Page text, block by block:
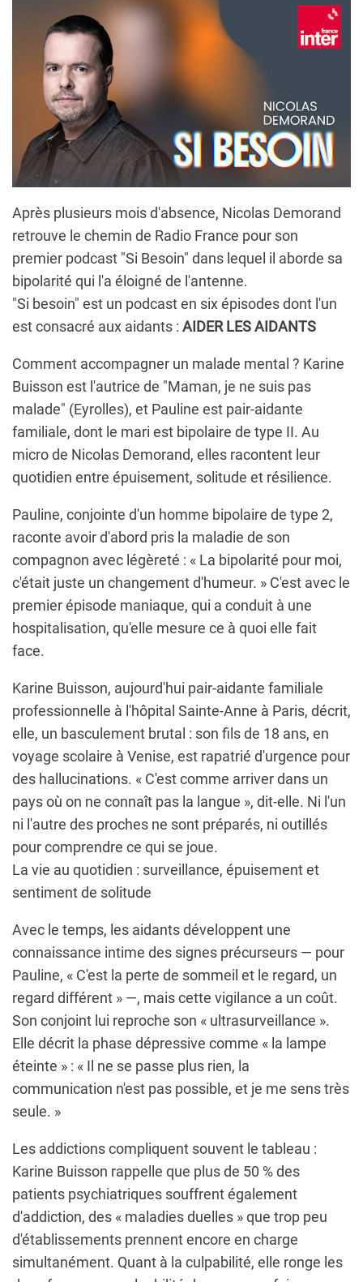
Après plusieurs mois d'absence, Nicolas Demorand
retrouve le chemin de Radio France pour son
premier podcast "Si Besoin" dans lequel il aborde sa
bipolarité qui l'a éloigné de l'antenne.
"Si besoin" est un podcast en six épisodes dont l'un
est consacré aux aidants : AIDER LES AIDANTS
Comment accompagner un malade mental ? Karine
Buisson est l'autrice de "Maman, je ne suis pas
malade" (Eyrolles), et Pauline est pair-aidante
familiale, dont le mari est bipolaire de type II. Au
micro de Nicolas Demorand, elles racontent leur
quotidien entre épuisement, solitude et résilience.
Pauline, conjointe d'un homme bipolaire de type 2,
raconte avoir d'abord pris la maladie de son
compagnon avec légèreté : « La bipolarité pour moi,
c'était juste un changement d'humeur. » C'est avec le
premier épisode maniaque, qui a conduit à une
hospitalisation, qu'elle mesure ce à quoi elle fait
face.
Karine Buisson, aujourd'hui pair-aidante familiale
professionnelle à l'hôpital Sainte-Anne à Paris, décrit,
elle, un basculement brutal : son fils de 18 ans, en
voyage scolaire à Venise, est rapatrié d'urgence pour
des hallucinations. « C'est comme arriver dans un
pays où on ne connaît pas la langue », dit-elle. Ni l'un
ni l'autre des proches ne sont préparés, ni outillés
pour comprendre ce qui se joue.
La vie au quotidien : surveillance, épuisement et
sentiment de solitude
Avec le temps, les aidants développent une
connaissance intime des signes précurseurs — pour
Pauline, « C'est la perte de sommeil et le regard, un
regard différent » —, mais cette vigilance a un coût.
Son conjoint lui reproche son « ultrasurveillance ».
Elle décrit la phase dépressive comme « la lampe
éteinte » : « Il ne se passe plus rien, la
communication n'est pas possible, et je me sens très
seule. »
Les addictions compliquent souvent le tableau :
Karine Buisson rappelle que plus de 50 % des
patients psychiatriques souffrent également
d'addiction, des « maladies duelles » que trop peu
d'établissements prennent encore en charge
simultanément. Quant à la culpabilité, elle ronge les